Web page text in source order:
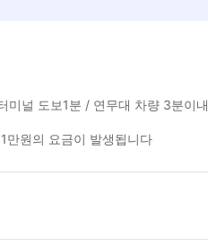
미널 도보1분 / 연무대 차량 3분이내
만원의 요금이 발생됩니다